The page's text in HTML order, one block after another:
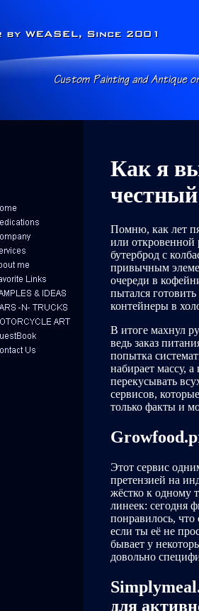
Как я
честный
Помню, как лет
или откровенной
бутерброд с
привычным
очереди в
пытался
контейнеры в
В итоге махнул
ведь заказ
попытка
набирает массу,
перекусывать
сервисов,
только факты и
Этот сервис
претензией на
жёстко к одному
линеек: сегодня
понравилось,
если ты её не
бывает у
довольно
для